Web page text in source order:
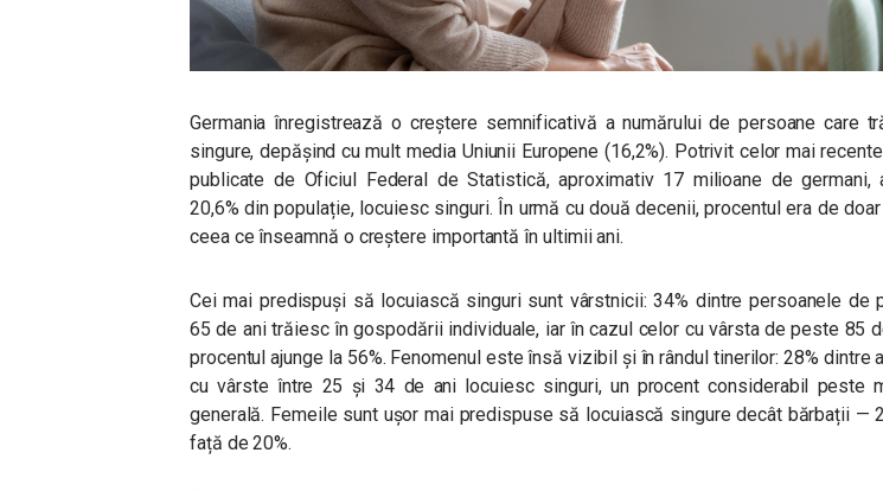
Germania înregistrează o creștere semnificativă a numărului de persoane care
singure, depășind cu mult media Uniunii Europene (16,2%). Potrivit celor mai
publicate de Oficiul Federal de Statistică, aproximativ 17 milioane de germani,
20,6% din populație, locuiesc singuri. În urmă cu două decenii, procentul era de doar
ceea ce înseamnă o creștere importantă în ultimii ani.
Cei mai predispuși să locuiască singuri sunt vârstnicii: 34% dintre persoanele de
65 de ani trăiesc în gospodării individuale, iar în cazul celor cu vârsta de peste 85
procentul ajunge la 56%. Fenomenul este însă vizibil și în rândul tinerilor: 28% dintre
cu vârste între 25 și 34 de ani locuiesc singuri, un procent considerabil peste
generală. Femeile sunt ușor mai predispuse să locuiască singure decât bărbații —
față de 20%.